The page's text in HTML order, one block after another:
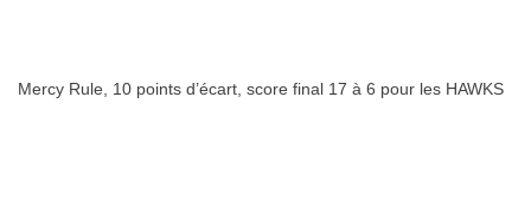
Mercy Rule, 10 points d’écart, score final 17 à 6 pour les HAWKS